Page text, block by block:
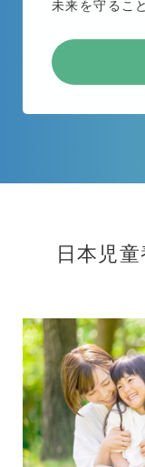
未来を守るこ
日本児